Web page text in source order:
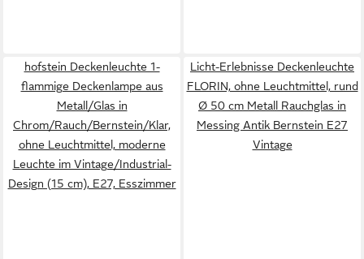
hofstein Deckenleuchte 1-
flammige Deckenlampe aus
Metall/Glas in
Chrom/Rauch/Bernstein/Klar,
ohne Leuchtmittel, moderne
Leuchte im Vintage/Industrial-
Design (15 cm), E27, Esszimmer
Licht-Erlebnisse Deckenleuchte
FLORIN, ohne Leuchtmittel, rund
Ø 50 cm Metall Rauchglas in
Messing Antik Bernstein E27
Vintage